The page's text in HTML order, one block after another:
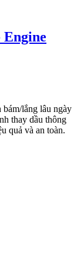
Engine
bám/lắng lâu ngày
thay dầu thông
quả và an toàn.